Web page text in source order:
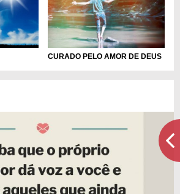
CURADO PELO AMOR DE DEUS